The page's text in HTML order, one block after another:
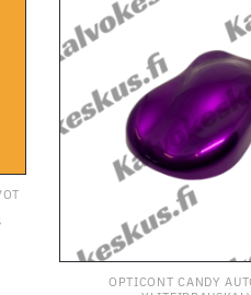
OPTICONT CANDY